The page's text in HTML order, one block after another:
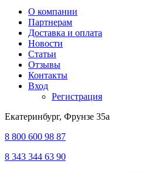
О компании
Партнерам
Доставка и оплата
Новости
Статьи
Отзывы
Контакты
Вход
Регистрация
Екатеринбург, Фрунзе 35а
8 800 600 98 87
8 343 344 63 90